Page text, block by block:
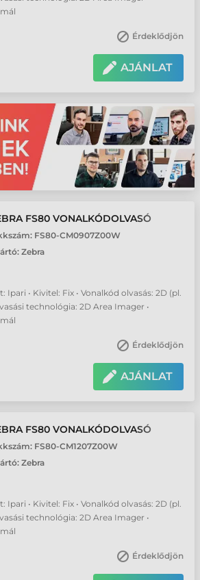
Érdeklődjön
AJÁNLAT
FS80 VONALKÓDOLVASÓ
FS80-CM0907Z00W
Zebra
Ipari • Kivitel: Fix • Vonalkód olvasás: 2D (pl.
technológia: 2D Area Imager •
Érdeklődjön
AJÁNLAT
FS80 VONALKÓDOLVASÓ
FS80-CM1207Z00W
Zebra
Ipari • Kivitel: Fix • Vonalkód olvasás: 2D (pl.
technológia: 2D Area Imager •
Érdeklődjön